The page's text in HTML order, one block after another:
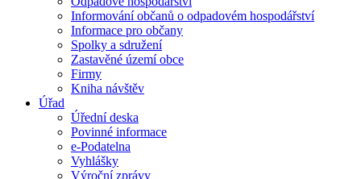
Informování občanů o odpadovém hospodářství
Informace pro občany
Spolky a sdružení
Zastavěné území obce
Firmy
Kniha návštěv
Úřad
Úřední deska
Povinné informace
e-Podatelna
Vyhlášky
Výroční zprávy